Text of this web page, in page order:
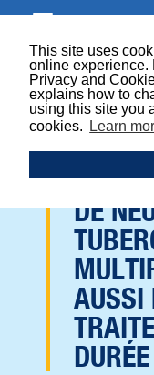
This site uses
online experience.
Privacy and
explains how to
using this site you
cookies.
Learn
EXPLORER
LES
DE
AUSSI